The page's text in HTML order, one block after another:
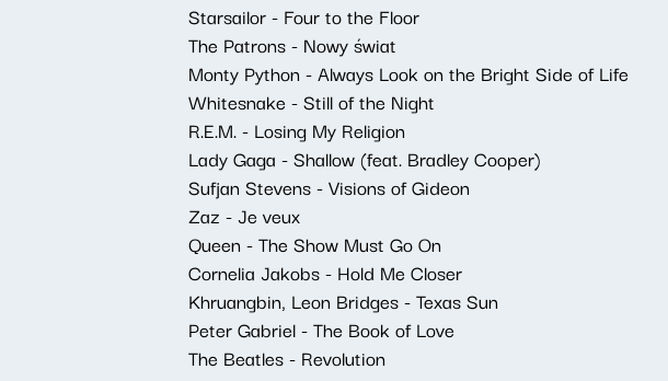
Starsailor - Four to the Floor
The Patrons - Nowy świat
Monty Python - Always Look on the Bright Side of Life
Whitesnake - Still of the Night
R.E.M. - Losing My Religion
Lady Gaga - Shallow (feat. Bradley Cooper)
Sufjan Stevens - Visions of Gideon
Zaz - Je veux
Queen - The Show Must Go On
Cornelia Jakobs - Hold Me Closer
Khruangbin, Leon Bridges - Texas Sun
Peter Gabriel - The Book of Love
The Beatles - Revolution